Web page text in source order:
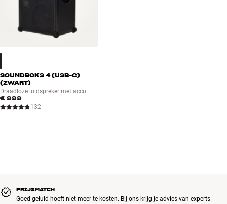
SOUNDBOKS 4 (USB-C)
(ZWART)
Draadloze luidspreker met accu
€ 999
132
PRIJSMATCH
Goed geluid hoeft niet meer te kosten. Bij ons krijg je advies van experts